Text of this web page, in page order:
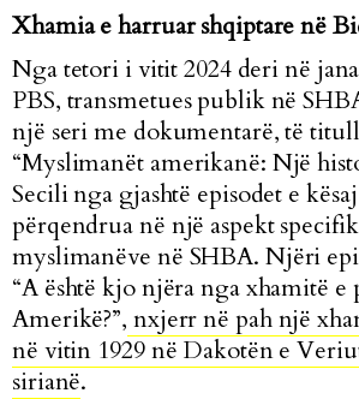
Xhamia e harruar shqiptare në
Nga tetori i vitit 2024 deri në
PBS, transmetues publik në
një seri me dokumentarë, të
“Myslimanët amerikanë: Një
Secili nga gjashtë episodet e
përqendrua në një aspekt
myslimanëve në SHBA. Njëri
“A është kjo njëra nga xhamitë e
Amerikë?”, nxjerr në pah një
në vitin 1929 në Dakotën e
sirianë.